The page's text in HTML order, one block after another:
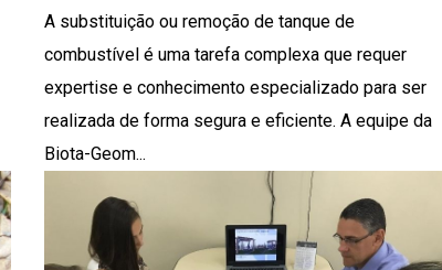
A substituição ou remoção de tanque de
combustível é uma tarefa complexa que requer
expertise e conhecimento especializado para ser
realizada de forma segura e eficiente. A equipe da
Biota-Geom...